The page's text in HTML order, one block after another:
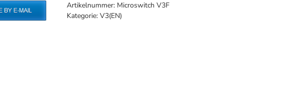
Artikelnummer: Microswitch V3F
Kategorie: V3(EN)